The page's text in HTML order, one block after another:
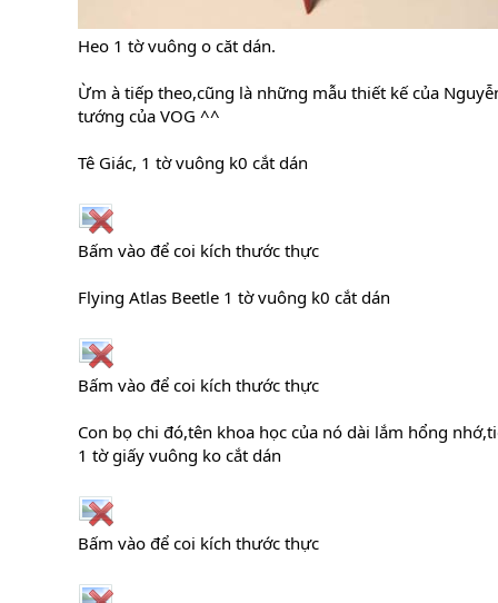
Heo 1 tờ vuông o căt dán.
Ừm à tiếp theo,cũng là những mẫu thiết kế của
tướng của VOG ^^
Tê Giác, 1 tờ vuông k0 cắt dán
Bấm vào để coi kích thước thực
Flying Atlas Beetle 1 tờ vuông k0 cắt dán
Bấm vào để coi kích thước thực
Con bọ chi đó,tên khoa học của nó dài lắm hổng
1 tờ giấy vuông ko cắt dán
Bấm vào để coi kích thước thực